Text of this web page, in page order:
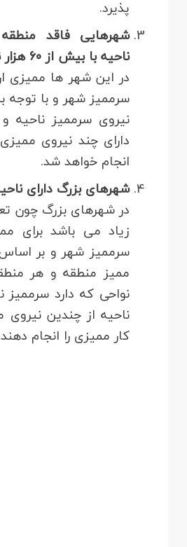
پذیرد.
شهرهایی فاقد
ناحیه با بیش از 60 هزار نفر جمعیت:
در این شهر ها ممیزی
سرممیز شهر و با توجه
نیروی سرممیز ناحیه
دارای چند نیروی
انجام خواهد شد.
شهرهای بزرگ دارای
در شهرهای بزرگ چون
زیاد می باشد برای
سرممیز شهر و بر
ممیز منطقه و هر
نواحی که دارد سرممیز
ناحیه از چندین نیروی
کار ممیزی را انجام